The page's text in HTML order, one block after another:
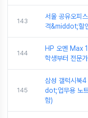
143
서울 공유오피
격&middot;할
144
HP 오멘 Max
학생부터 전문
145
삼성 갤럭시북
dot;업무용 노
함)